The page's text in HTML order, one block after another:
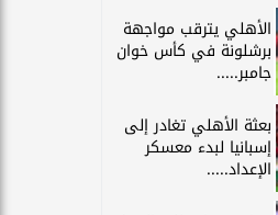
الأهلي يترقب مواجهة
برشلونة في كأس خوان
جامبر.....
بعثة الأهلي تغادر إلى
إسبانيا لبدء معسكر
الإعداد.....